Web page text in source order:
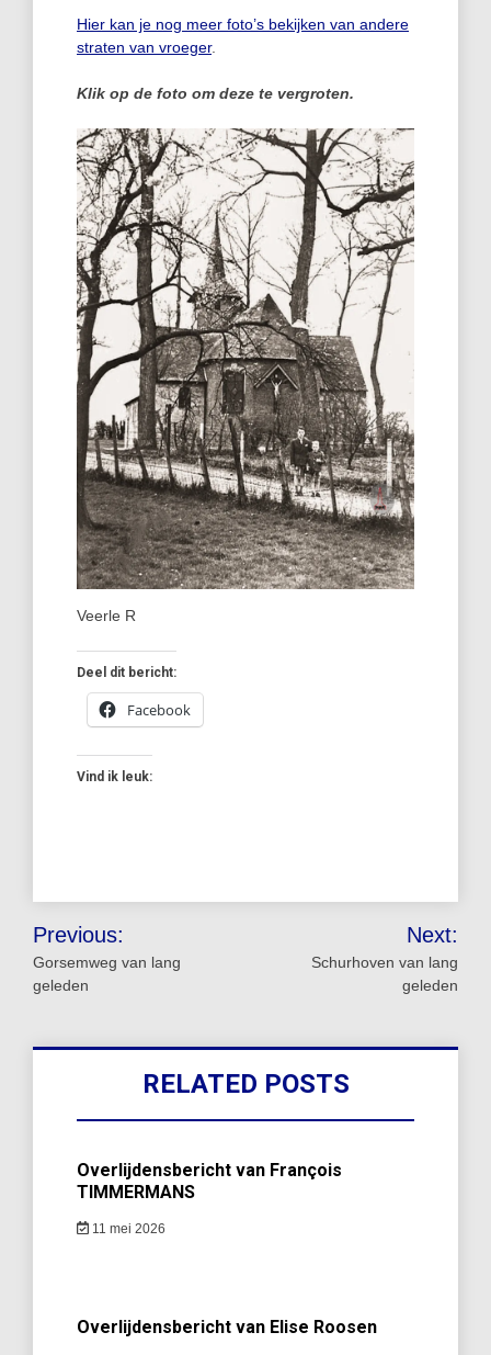
Hier kan je nog meer foto’s bekijken van andere
straten van vroeger.
Klik op de foto om deze te vergroten.
Veerle R
Deel dit bericht:
Facebook
Vind ik leuk:
Bericht
navigatie
Previous:
Gorsemweg van lang
geleden
Next:
Schurhoven van lang
geleden
RELATED POSTS
Overlijdensbericht van François
TIMMERMANS
11 mei 2026
Overlijdensbericht van Elise Roosen